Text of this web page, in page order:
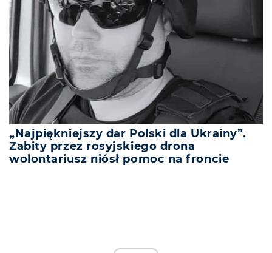
„Najpiękniejszy dar Polski dla Ukrainy”.
Zabity przez rosyjskiego drona
wolontariusz niósł pomoc na froncie